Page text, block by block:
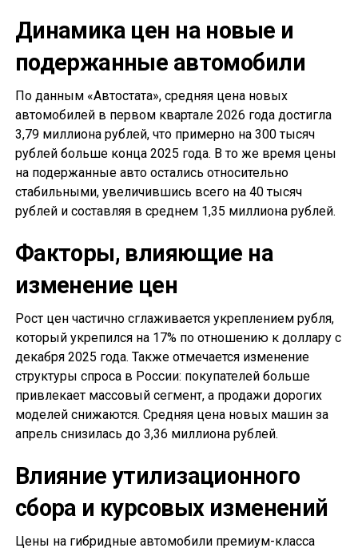
Динамика цен на новые и
подержанные автомобили
По данным «Автостата», средняя цена новых
автомобилей в первом квартале 2026 года достигла
3,79 миллиона рублей, что примерно на 300 тысяч
рублей больше конца 2025 года. В то же время цены
на подержанные авто остались относительно
стабильными, увеличившись всего на 40 тысяч
рублей и составляя в среднем 1,35 миллиона рублей.
Факторы, влияющие на
изменение цен
Рост цен частично сглаживается укреплением рубля,
который укрепился на 17% по отношению к доллару с
декабря 2025 года. Также отмечается изменение
структуры спроса в России: покупателей больше
привлекает массовый сегмент, а продажи дорогих
моделей снижаются. Средняя цена новых машин за
апрель снизилась до 3,36 миллиона рублей.
Влияние утилизационного
сбора и курсовых изменений
Цены на гибридные автомобили премиум-класса